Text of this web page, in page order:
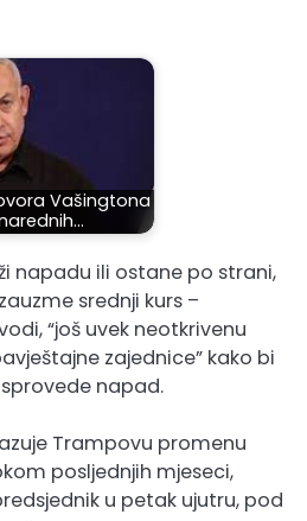
Vašingtona
napadu ili ostane po strani,
srednji kurs –
“još uvek neotkrivenu
zajednice” kako bi
napad.
Trampovu promenu
posljednjih mjeseci,
u petak ujutru, pod